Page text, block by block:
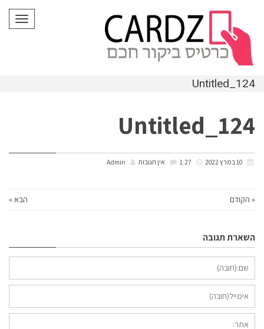
תפריט
Untitled_124
Untitled_124
אין תגובות Admin
« הקודם הבא »
השארת תגובה